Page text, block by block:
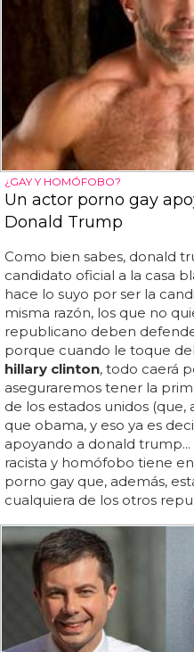
¿GAY Y HOMÓFOBO?
Un actor porno gay
Donald Trump
Como bien sabes, donald
candidato oficial a la casa
hace lo suyo por ser la
misma razón, los que no
republicano deben
porque cuando le toque
hillary clinton, todo caerá
aseguraremos tener la
de los estados unidos
que obama, y eso ya es
apoyando a donald
racista y homófobo tiene
porno gay que, además,
cualquiera de los otros